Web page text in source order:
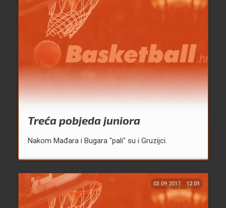
Treća pobjeda juniora
Nakom Mađara i Bugara "pali" su i Gruzijci.
03.09.2017. 12:01